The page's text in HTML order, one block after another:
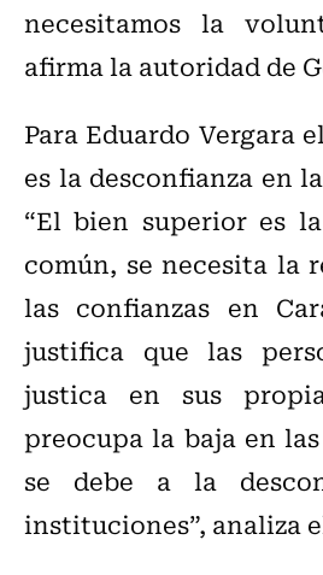
necesitamos la
afirma la autoridad de
Para Eduardo Vergara
es la desconfianza en
“El bien superior es
común, se necesita la
las confianzas en
justifica que las
justica en sus
preocupa la baja en
se debe a la
instituciones”, analiza